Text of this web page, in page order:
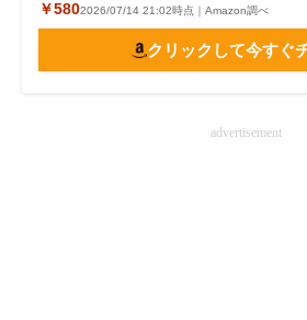
￥5802026/07/14 21:02時点｜Amazon調べ
クリックして今すぐ
advertisement